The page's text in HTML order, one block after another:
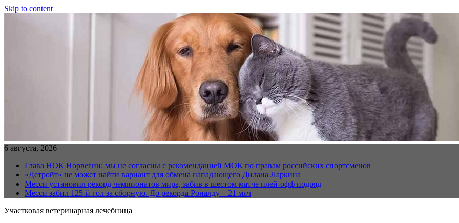
Skip to content
6 августа, 2026
Глава НОК Норвегии: мы не согласны с рекомендацией МОК по правам российских спортсменов
«Детройт» не может найти вариант для обмена нападающего Дилана Ларкина
Месси установил рекорд чемпионатов мира, забив в шестом матче плей‑офф подряд
Месси забил 125-й гол за сборную. До рекорда Роналду – 21 мяч
Участковая ветеринарная лечебница